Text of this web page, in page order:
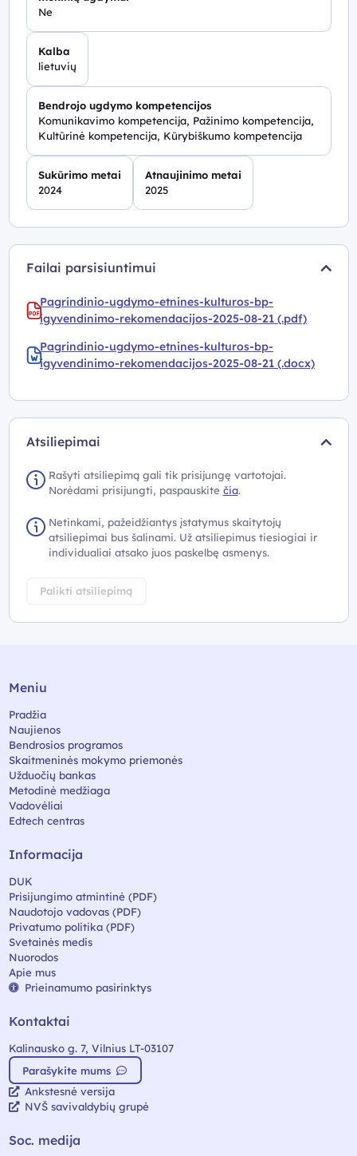
Ne
Kalba
lietuvių
Bendrojo ugdymo kompetencijos
Komunikavimo kompetencija, Pažinimo kompetencija,
Kultūrinė kompetencija, Kūrybiškumo kompetencija
Sukūrimo metai
2024
Atnaujinimo metai
2025
Failai parsisiuntimui
Pagrindinio-ugdymo-etnines-kulturos-bp-
igyvendinimo-rekomendacijos-2025-08-21 (.pdf)
Pagrindinio-ugdymo-etnines-kulturos-bp-
igyvendinimo-rekomendacijos-2025-08-21 (.docx)
Atsiliepimai
Rašyti atsiliepimą gali tik prisijungę vartotojai.
Norėdami prisijungti, paspauskite čia.
Netinkami, pažeidžiantys įstatymus skaitytojų
atsiliepimai bus šalinami. Už atsiliepimus tiesiogiai ir
individualiai atsako juos paskelbę asmenys.
Palikti atsiliepimą
Meniu
Pradžia
Naujienos
Bendrosios programos
Skaitmeninės mokymo priemonės
Užduočių bankas
Metodinė medžiaga
Vadovėliai
Edtech centras
Informacija
DUK
Prisijungimo atmintinė (PDF)
Naudotojo vadovas (PDF)
Privatumo politika (PDF)
Svetainės medis
Nuorodos
Apie mus
Prieinamumo pasirinktys
Kontaktai
Kalinausko g. 7, Vilnius LT-03107
Parašykite mums
Ankstesnė versija
NVŠ savivaldybių grupė
Soc. medija